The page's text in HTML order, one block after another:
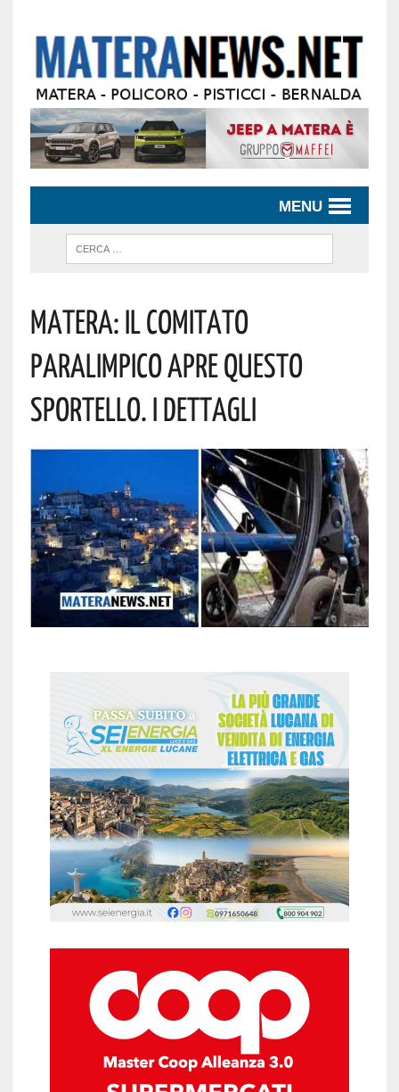
MENU
Matera: Il Comitato
Paralimpico Apre Questo
Sportello. I Dettagli